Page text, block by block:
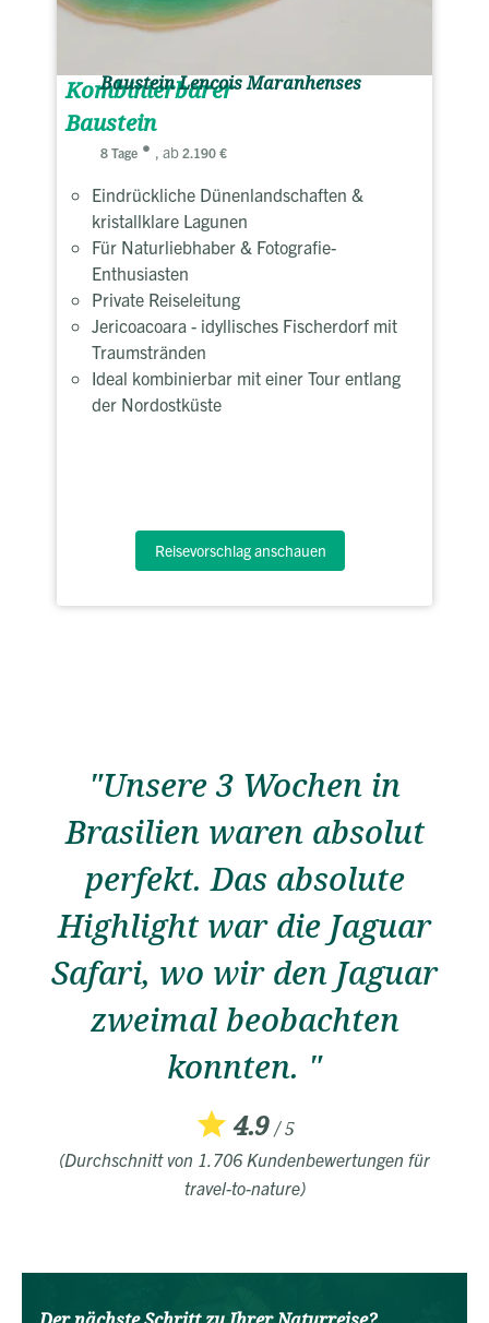
Kombinierbarer
Baustein
Baustein Lencois Maranhenses
8 Tage , ab 2.190 €
Eindrückliche Dünenlandschaften &
kristallklare Lagunen
Für Naturliebhaber & Fotografie-
Enthusiasten
Private Reiseleitung
Jericoacoara - idyllisches Fischerdorf mit
Traumstränden
Ideal kombinierbar mit einer Tour entlang
der Nordostküste
Reisevorschlag anschauen
"Unsere 3 Wochen in
Brasilien waren absolut
perfekt. Das absolute
Highlight war die Jaguar
Safari, wo wir den Jaguar
zweimal beobachten
konnten. "
4.9/ 5
(Durchschnitt von 1.706 Kundenbewertungen für
travel-to-nature)